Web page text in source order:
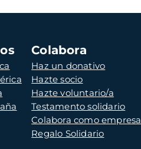
Colabora
Haz un donativo
Hazte socio
Hazte voluntario/a
Testamento solidario
Colabora como empresa
Regalo Solidario